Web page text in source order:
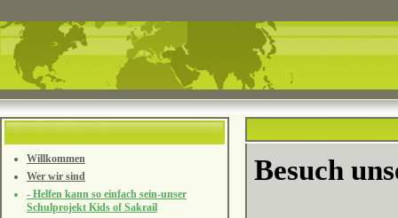
Willkommen
Wer wir sind
- Helfen kann so einfach sein-unser
Schulprojekt Kids of Sakrail
Besuch